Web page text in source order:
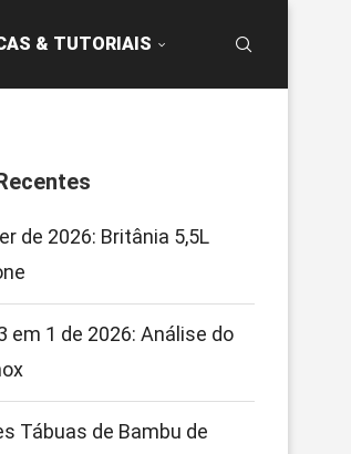
& TUTORIAIS
de 2026: Britânia 5,5L
em 1 de 2026: Análise do
Tábuas de Bambu de